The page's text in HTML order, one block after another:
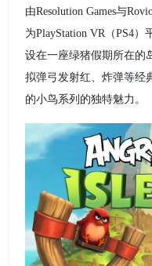
由Resolution Games与
为PlayStation VR（PS4
设在一座绿猪假期所在的
拟弹弓发射红、炸弹等经
的小鸟系列的独特魅力。